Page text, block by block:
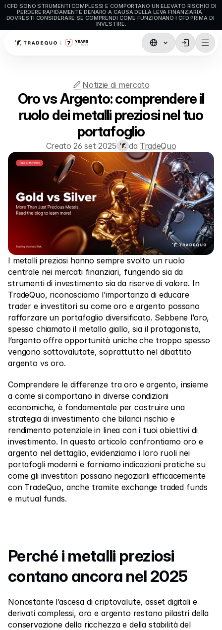
I CFD SONO STRUMENTI COMPLESSI E COMPORTANO UN ELEVATO RISCHIO DI
PERDERE RAPIDAMENTE DENARO A CAUSA DELLA LEVA FINANZIARIA.
DOVRESTI CONSIDERARE SE COMPRENDI COME FUNZIONANO I CFD PRIMA DI
INVESTIRE.
MetaTrader5
MetaTrader4
Depositi e prelievi
Tipi di Conto
Specifiche del Conto
Forex
Metalli
Indici
Azioni
Energie
Azienda
FAQ
Chi siamo
Informativa sulla privacy
Contattaci
Documenti Legali
Carriere
Investire 101
Calendario Economico
Snaps
AccedioRegistrati
Notizie di mercato
Oro vs Argento: comprendere il
ruolo dei metalli preziosi nel tuo
portafoglio
Creato 26 set 2025 da TradeQuo
I metalli preziosi hanno sempre svolto un ruolo
centrale nei mercati finanziari, fungendo sia da
strumenti di investimento sia da riserve di valore. In
TradeQuo, riconosciamo l’importanza di educare
trader e investitori su come oro e argento possano
rafforzare un portafoglio diversificato. Sebbene l’oro,
spesso chiamato il metallo giallo, sia il protagonista,
l’argento offre opportunità uniche che troppo spesso
vengono sottovalutate, soprattutto nel dibattito
argento vs oro.
Comprendere le differenze tra oro e argento, insieme
a come si comportano in diverse condizioni
economiche, è fondamentale per costruire una
strategia di investimento che bilanci rischio e
rendimento potenziale in linea con i tuoi obiettivi di
investimento. In questo articolo confrontiamo oro e
argento nel dettaglio, evidenziamo i loro ruoli nei
portafogli moderni e forniamo indicazioni pratiche su
come gli investitori possano negoziarli efficacemente
con TradeQuo, anche tramite exchange traded funds
e mutual funds.
Perché i metalli preziosi
contano ancora nel 2025
Nonostante l’ascesa di criptovalute, asset digitali e
derivati complessi, oro e argento restano pilastri della
conservazione della ricchezza e della stabilità del